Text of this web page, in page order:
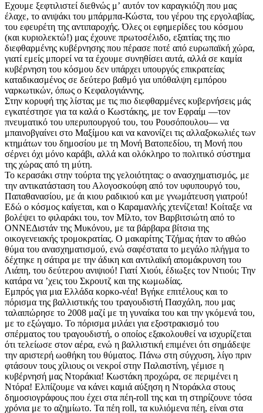
Εχουμε ξεφτιλιστεί διεθνώς μʼ αυτόν τον καραγκιόζη που μας
έλαχε, το ανιψάκι του μπάρμπα-Κώστα, του γέρου της εργολαβίας,
του εφευρέτη της αντιπαροχής. Όλες οι εφημερίδες του κόσμου
(και κυριολεκτώ!) μας έχουνε πρωτοσέλιδο, εξαιτίας της πιο
διεφθαρμένης κυβέρνησης που πέρασε ποτέ από ευρωπαϊκή χώρα,
γιατί εμείς μπορεί να τα έχουμε συνηθίσει αυτά, αλλά σε καμία
κυβέρνηση του κόσμου δεν υπάρχει υπουργός επικρατείας
καταδικασμένος σε δεύτερο βαθμό για υπόθαλψη εμπόρου
ναρκωτικών, όπως ο Κεφαλογιάννης.
Στην κορυφή της λίστας με τις πιο διεφθαρμένες κυβερνήσεις μάς
εγκατέστησε για τα καλά ο Κωστάκης, με τον Εφραίμ —τον
πνευματικό του υπερυπουργού του, του Ρουσόπουλου— να
μπαινοβγαίνει στο Μαξίμου και να κανονίζει τις αλλαξοκωλιές των
κτημάτων του δημοσίου με τη Μονή Βατοπεδίου, τη Μονή που
σέρνει όχι μόνο καράβι, αλλά και ολόκληρο το πολιτικό σύστημα
της χώρας από τη μύτη.
Το κερασάκι στην τούρτα της γελοιότητας: ο ανασχηματισμός, με
την αντικατάσταση του Αλογοσκούφη από τον υφυπουργό του,
Παπαθανασίου, με άι κιου ραδικιού και με γνωμάτευση γιατρού!
Εδώ ο κόσμος καίγεται, και ο Καραμανλής χτενίζεται! Κοίταξε να
βολέψει το φιλαράκι του, τον Μίλτο, τον Βαρβιτσιώτη από το
ΟΝΝΕΔιστάν της Μυκόνου, με τα βάρβαρα βίτσια της
οικογενειακής τρομοκρατίας. Ο μακαρίτης Τζήμας ήταν το αθώο
θύμα του ανασχηματισμού, ενώ σαφέστατα το μεγάλο πλήγμα το
δέχτηκε η σάτιρα με την άδικη και αντιλαϊκή απομάκρυνση του
Λιάπη, του δεύτερου ανιψιού! Γιατί Χιούι, έδιωξες τον Ντιούι; Την
κατάρα να ʼχεις του Σκρουτζ και της κωμωδίας.
Εμπρός για μια Ελλάδα κορκο-νέα! Βγήκε επιτέλους και το
πόρισμα της βαλλιστικής του τραγουδιστή Πασχάλη, που μας
ταλαιπώρησε το 2008 μαζί με τη γυναίκα του και την γκόμενά του,
με το εξώγαμο. Το πόρισμα μιλάει για εξοστρακισμό του
σπέρματος του τραγουδιστή, ο οποίος εξακολουθεί να ισχυρίζεται
ότι τελείωσε στον αέρα, ενώ η βαλλιστική επιμένει ότι σημάδεψε
την αριστερή ωοθήκη του θύματος. Πάνω στη σύγχυση, λίγο πριν
φτάσουν τους χίλιους οι νεκροί στην Παλαιστίνη, γέμισε η
κυβέρνησή μας Ντοράκια! Κωστάκη προχώρα, σε περιμένει η
Ντόρα! Ελπίζουμε να κάνει καμιά αύξηση η Ντοράκλα στους
δημοσιογράφους που έχει στα πέη-roll της και τη στηρίζουνε τόσα
χρόνια με το αζημίωτο. Τα πέη roll, τα κυλιόμενα πέη, είναι στα